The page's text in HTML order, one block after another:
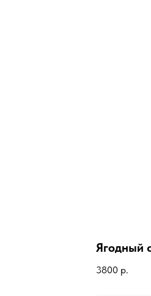
Ягодный
3800 р.